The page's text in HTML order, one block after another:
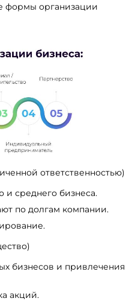
формы организации
ответственностью)
и среднего бизнеса.
по долгам компании.
бизнесов и привлечения
акций.